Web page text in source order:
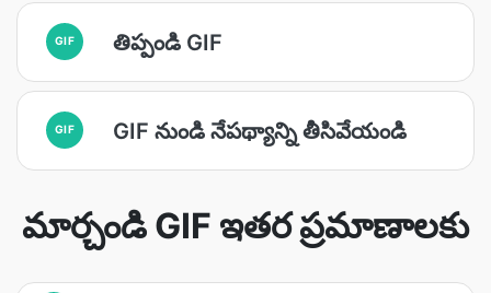
GIF తిప్పండి GIF
GIF GIF నుండి నేపథ్యాన్ని తీసివేయండి
మార్చండి GIF ఇతర ప్రమాణాలకు